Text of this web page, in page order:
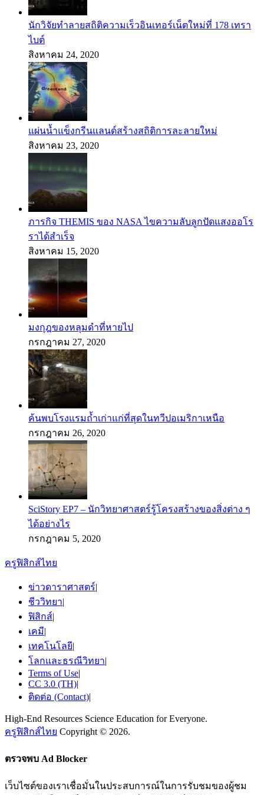
นักวิจัยทำลายสถิติความเร็วอินเทอร์เน็ตใหม่ที่ 178 เทรา
ไบต์
สิงหาคม 24, 2020
แผ่นน้ำแข็งกรีนแลนด์สร้างสถิติการละลายใหม่
สิงหาคม 23, 2020
ภารกิจ THEMIS ของ NASA ไขความลับลูกปัดแสงออโร
ราได้สำเร็จ
สิงหาคม 15, 2020
มงกุฎของหลุมดำที่หายไป
กรกฎาคม 27, 2020
ค้นพบโรงแรมถ้ำเก่าแก่ที่สุดในทวีปอเมริกาเหนือ
กรกฎาคม 26, 2020
SciStory EP7 – นักวิทยาศาสตร์รู้โครงสร้างของสิ่งต่าง ๆ
ได้อย่างไร
กรกฎาคม 5, 2020
ครูฟิสิกส์ไทย
ข่าวดาราศาสตร์|
ชีววิทยา|
ฟิสิกส์|
เคมี|
เทคโนโลยี|
โลกและธรณีวิทยา|
Terms of Use|
CC 3.0 (TH)|
ติดต่อ (Contact)|
High-End Resources Science Education for Everyone.
ครูฟิสิกส์ไทย Copyright © 2026.
ตรวจพบ Ad Blocker
เว็บไซต์ของเราเชื่อมั่นในประสบการณ์ในการรับชมของผู้ชม